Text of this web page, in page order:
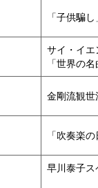
「子供騙し
サイ・イエ
「世界の
金剛流観世
「吹奏楽
早川泰子ス